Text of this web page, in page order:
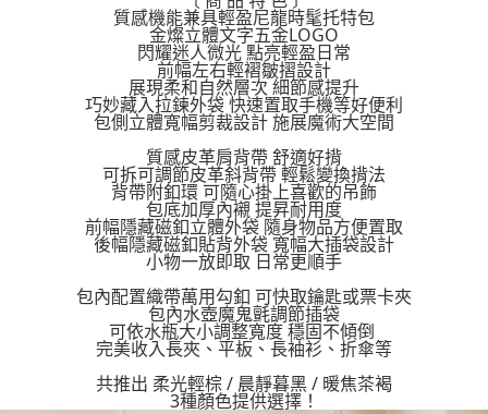
１．透過由恩沛科技股份有限公司提供之「AFTEE先享後付」服務完成之交
易，需依本服務之必要範圍內提供個人資料，並將交易相關給付款項請求債
權轉讓予恩沛科技股份有限公司。
２．關於個人資料處理事宜，請瀏覽以下網址：
https://aftee.tw/terms/#terms3
３．未成年的使用者請事先徵得法定代理人或監護人之同意方可使用
「AFTEE先享後付」，若未經同意申辦者引起之損失，本公司不負相關責
４．使用「AFTEE先享後付」時，將依據個別帳號之用戶狀況，依本公司即
時審查核予不同之上限額度；若仍有額度不足之情形，本公司將視審查結果
請求用戶進行身份認證。
５．嚴禁一人註冊多個帳號或使用他人資訊註冊。若發現惡意使用之情形，
恩沛科技股份有限公司將有權停止該用戶之使用額度並採取法律行動。
質感機能兼具輕盈尼龍時髦托特包
金燦立體文字五金LOGO
閃耀迷人微光 點亮輕盈日常
前幅左右輕褶皺摺設計
展現柔和自然層次 細節感提升
巧妙藏入拉鍊外袋 快速置取手機等好便利
包側立體寬幅剪裁設計 施展魔術大空間
質感皮革肩背帶 舒適好揹
可拆可調節皮革斜背帶 輕鬆變換揹法
背帶附釦環 可隨心掛上喜歡的吊飾
包底加厚內襯 提昇耐用度
前幅隱藏磁釦立體外袋 隨身物品方便置取
後幅隱藏磁釦貼背外袋 寬幅大插袋設計
小物一放即取 日常更順手
包內配置織帶萬用勾釦 可快取鑰匙或票卡夾
包內水壺魔鬼氈調節插袋
可依水瓶大小調整寬度 穩固不傾倒
完美收入長夾、平板、長袖衫、折傘等
共推出 柔光輕棕 / 晨靜暮黑 / 暖焦茶褐
3種顏色提供選擇！